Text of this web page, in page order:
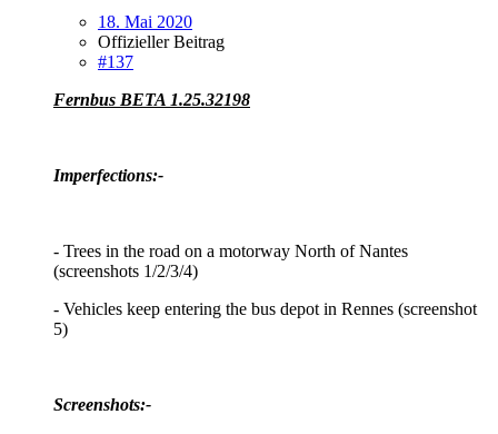
18. Mai 2020
Offizieller Beitrag
#137
Fernbus BETA 1.25.32198
Imperfections:-
- Trees in the road on a motorway North of Nantes
(screenshots 1/2/3/4)
- Vehicles keep entering the bus depot in Rennes (screenshot
5)
Screenshots:-